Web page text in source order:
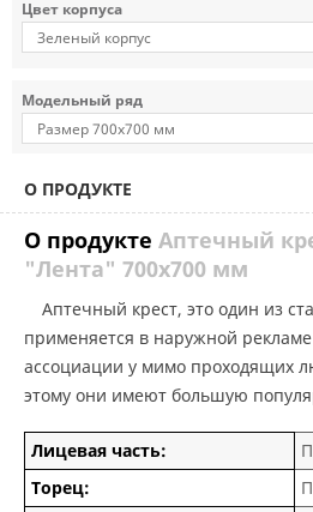
Цвет корпуса
Модельный ряд
О ПРОДУКТЕ
О продукте Аптечный
"Лента" 700х700 мм
Аптечный крест, это один из стандартных изделий что
применяется в наружной
ассоциации у мимо проходящих
этому они имеют большую
Лицевая часть:
Торец: